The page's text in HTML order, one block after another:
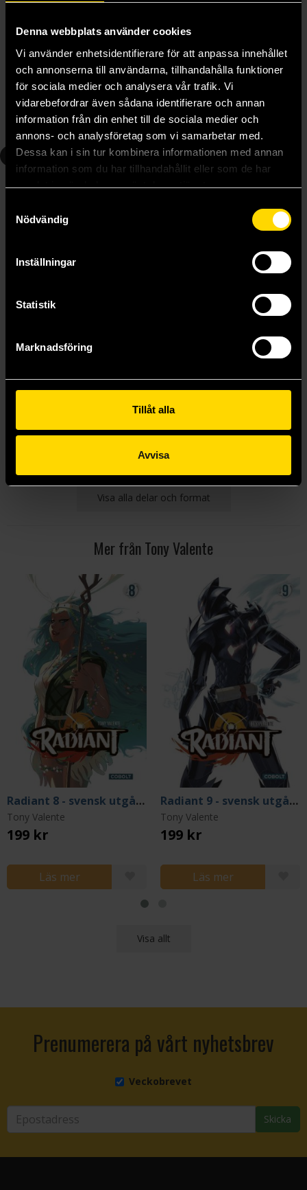
Denna webbplats använder cookies
Vi använder enhetsidentifierare för att anpassa innehållet
och annonserna till användarna, tillhandahålla funktioner
för sociala medier och analysera vår trafik. Vi
vidarebefordrar även sådana identifierare och annan
information från din enhet till de sociala medier och
annons- och analysföretag som vi samarbetar med.
Dessa kan i sin tur kombinera informationen med annan
information som du har tillhandahållit eller som de har
samlat in när du har använt deras tjänster.
Nödvändig
Inställningar
Statistik
Marknadsföring
Tillåt alla
Avvisa
Radiant 4 - svensk utgåva
Tony Valente
179 kr
Längre leveranstid
Beställ
Radiant 5 svensk utgåva
Tony Valente
195 kr
Längre leveranstid
Beställ
Radiant 6 - svensk utgåva
Tony Valente
7
Radiant 7 - svensk utgåva
Tony Valente
199 kr
Visa alla delar och format
Mer från Tony Valente
Radiant 8 - svensk utgåva
Tony Valente
199 kr
Läs mer
Radiant 9 - svensk utgåva
Tony Valente
199 kr
Läs mer
Visa allt
Prenumerera på vårt nyhetsbrev
Veckobrevet
Skicka